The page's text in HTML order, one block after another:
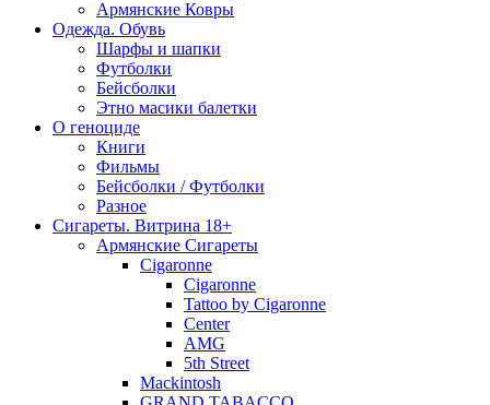
Армянские Ковры
Одежда. Обувь
Шарфы и шапки
Футболки
Бейсболки
Этно масики балетки
О геноциде
Книги
Фильмы
Бейсболки / Футболки
Разное
Сигареты. Витрина 18+
Армянские Сигареты
Cigaronne
Cigaronne
Tattoo by Cigaronne
Center
AMG
5th Street
Mackintosh